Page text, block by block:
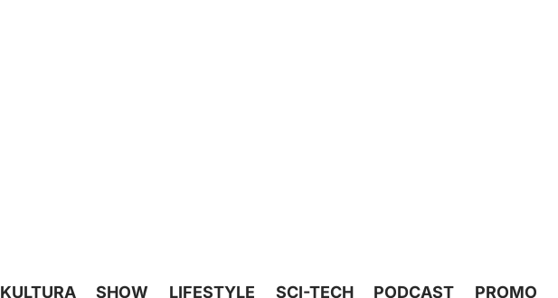
KULTURA SHOW LIFESTYLE SCI-TECH PODCAST
PROMO